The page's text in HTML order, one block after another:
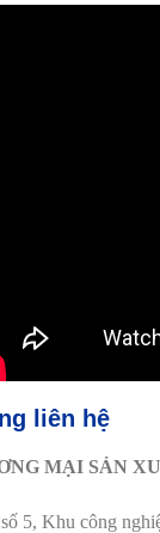
liên hệ
MẠI SẢN
5, Khu công